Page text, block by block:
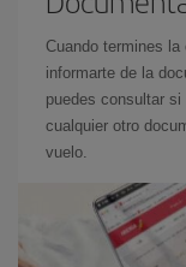
Cuando termines
informarte de la
puedes consultar
cualquier otro
vuelo.